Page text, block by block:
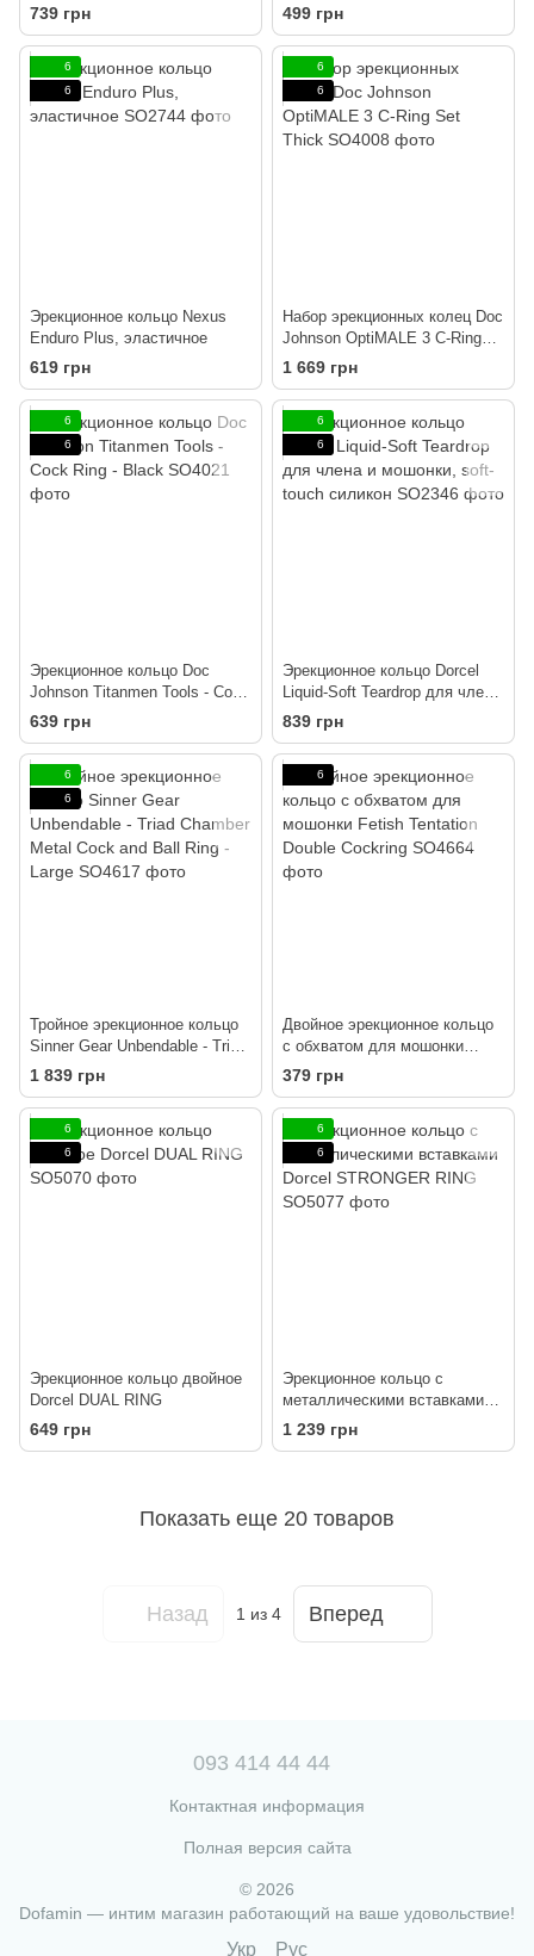
клитора, яичек или
промежности
739 грн
эластичное, регулируемая
тугость
499 грн
6
6
Эрекционное кольцо Nexus
Enduro Plus, эластичное
619 грн
6
6
Набор эрекционных колец Doc
Johnson OptiMALE 3 C-Ring
Set Thick
1 669 грн
6
6
Эрекционное кольцо Doc
Johnson Titanmen Tools - Cock
Ring - Black
639 грн
6
6
Эрекционное кольцо Dorcel
Liquid-Soft Teardrop для члена
и мошонки, soft-touch силикон
839 грн
6
6
Тройное эрекционное кольцо
Sinner Gear Unbendable - Triad
Chamber Metal Cock and Ball
Ring - Large
1 839 грн
6
Двойное эрекционное кольцо
с обхватом для мошонки
Fetish Tentation Double
Сockring
379 грн
6
6
Эрекционное кольцо двойное
Dorcel DUAL RING
649 грн
6
6
Эрекционное кольцо с
металлическими вставками
Dorcel STRONGER RING
1 239 грн
Показать еще 20 товаров
Назад 1 из 4 Вперед
093 414 44 44
Контактная информация
Полная версия сайта
© 2026
Dofamin — интим магазин работающий на ваше удовольствие!
Укр Рус